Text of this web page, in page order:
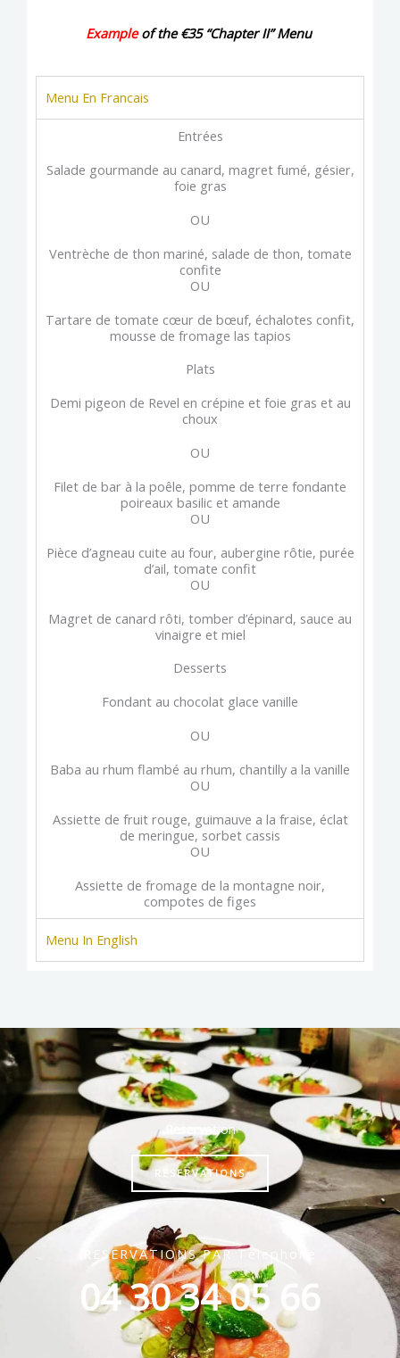
Example of the €35 “Chapter II” Menu
Menu En Francais
Entrées
Salade gourmande au canard, magret fumé, gésier,
foie gras
OU
Ventrèche de thon mariné, salade de thon, tomate
confite
OU
Tartare de tomate cœur de bœuf, échalotes confit,
mousse de fromage las tapios
Plats
Demi pigeon de Revel en crépine et foie gras et au
choux
OU
Filet de bar à la poêle, pomme de terre fondante
poireaux basilic et amande
OU
Pièce d’agneau cuite au four, aubergine rôtie, purée
d’ail, tomate confit
OU
Magret de canard rôti, tomber d’épinard, sauce au
vinaigre et miel
Desserts
Fondant au chocolat glace vanille
OU
Baba au rhum flambé au rhum, chantilly a la vanille
OU
Assiette de fruit rouge, guimauve a la fraise, éclat
de meringue, sorbet cassis
OU
Assiette de fromage de la montagne noir,
compotes de figes
Menu In English
Reservation
RESERVATIONS
RESERVATIONS PAR Telephone
04 30 34 05 66